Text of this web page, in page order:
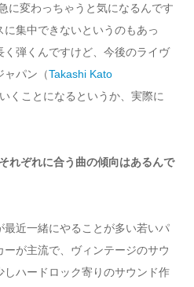
に変わっちゃうと気になるんです
集中できないというのもあっ
弾くんですけど、今後のライヴ
ャパン（Takashi Kato
くことになるというか、実際に
れぞれに合う曲の傾向はあるんで
近一緒にやることが多い若いパ
が主流で、ヴィンテージのサウ
しハードロック寄りのサウンド作